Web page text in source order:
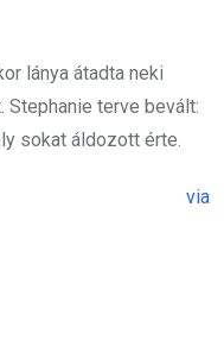
lánya átadta neki
Stephanie terve bevált:
sokat áldozott érte.
via